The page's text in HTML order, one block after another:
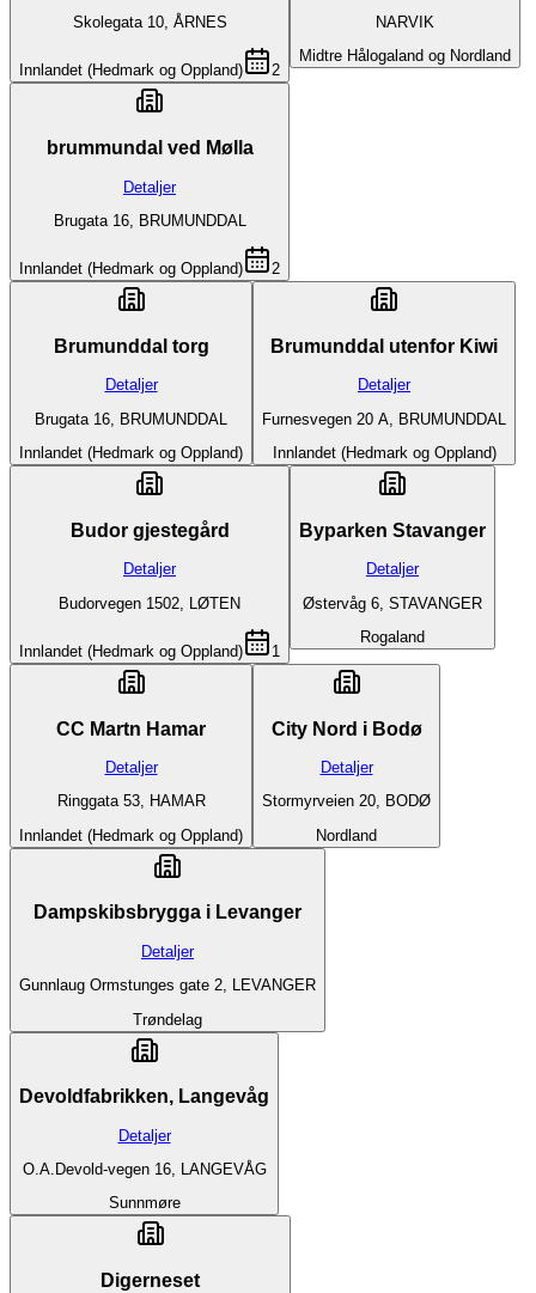
Skolegata 10, ÅRNES
Innlandet (Hedmark og Oppland) 2
NARVIK
Midtre Hålogaland og Nordland
brummundal ved Mølla
Detaljer
Brugata 16, BRUMUNDDAL
Innlandet (Hedmark og Oppland) 2
Brumunddal torg
Detaljer
Brugata 16, BRUMUNDDAL
Innlandet (Hedmark og Oppland)
Brumunddal utenfor Kiwi
Detaljer
Furnesvegen 20 A, BRUMUNDDAL
Innlandet (Hedmark og Oppland)
Budor gjestegård
Detaljer
Budorvegen 1502, LØTEN
Innlandet (Hedmark og Oppland) 1
Byparken Stavanger
Detaljer
Østervåg 6, STAVANGER
Rogaland
CC Martn Hamar
Detaljer
Ringgata 53, HAMAR
Innlandet (Hedmark og Oppland)
City Nord i Bodø
Detaljer
Stormyrveien 20, BODØ
Nordland
Dampskibsbrygga i Levanger
Detaljer
Gunnlaug Ormstunges gate 2, LEVANGER
Trøndelag
Devoldfabrikken, Langevåg
Detaljer
O.A.Devold-vegen 16, LANGEVÅG
Sunnmøre
Digerneset